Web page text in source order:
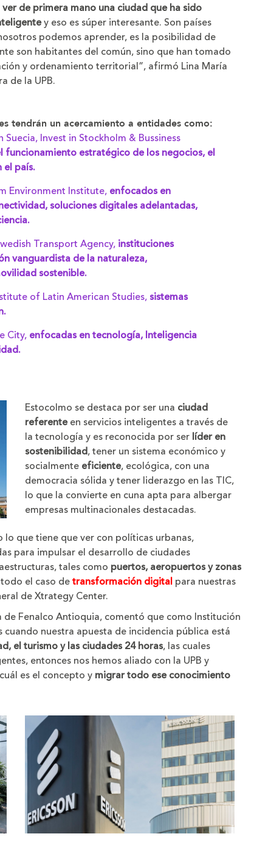
ver de primera mano una ciudad que ha sido
y eso es súper interesante. Son países
podemos aprender, es la posibilidad de
son habitantes del común, sino que han tomado
y ordenamiento territorial”, afirmó Lina María
de la UPB.
tendrán un acercamiento a entidades como:
Invest in Stockholm & Bussiness
funcionamiento estratégico de los negocios, el
el país.
Environment Institute, enfocados en
soluciones digitales adelantadas,
Transport Agency, instituciones
vanguardista de la naturaleza,
sostenible.
of Latin American Studies,sistemas
City, enfocadas en tecnología, Inteligencia
Estocolmo se destaca por ser una ciudad
referenteen servicios inteligentes a través de
la tecnología y es reconocida por ser líder en
sostenibilidad, tener un sistema económico y
socialmente eficiente, ecológica, con una
democracia sólida y tener liderazgo en las TIC,
lo que la convierte en cuna apta para albergar
empresas multinacionales destacadas.
que tiene que ver con políticas urbanas,
para impulsar el desarrollo de ciudades
tales como puertos, aeropuertos y zonas
el caso detransformación digital para nuestras
de Xtrategy Center.
Fenalco Antioquia, comentó que como Institución
nuestra apuesta de incidencia pública está
el turismo y las ciudades 24 horas, las cuales
entonces nos hemos aliado con la UPB y
es el concepto y migrar todo ese conocimiento